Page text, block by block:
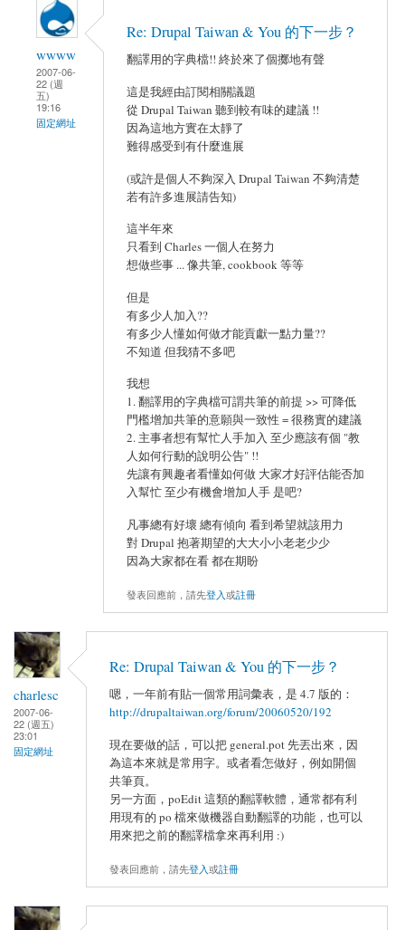
wwww
2007-06-
22 (週
五)
19:16
固定網址
Re: Drupal Taiwan & You 的下一步？
翻譯用的字典檔!! 終於來了個擲地有聲
這是我經由訂閱相關議題
從 Drupal Taiwan 聽到較有味的建議 !!
因為這地方實在太靜了
難得感受到有什麼進展
(或許是個人不夠深入 Drupal Taiwan 不夠清楚
若有許多進展請告知)
這半年來
只看到 Charles 一個人在努力
想做些事 ... 像共筆, cookbook 等等
但是
有多少人加入??
有多少人懂如何做才能貢獻一點力量??
不知道 但我猜不多吧
我想
1. 翻譯用的字典檔可謂共筆的前提 >> 可降低
門檻增加共筆的意願與一致性 = 很務實的建議
2. 主事者想有幫忙人手加入 至少應該有個 "教
人如何行動的說明公告" !!
先讓有興趣者看懂如何做 大家才好評估能否加
入幫忙 至少有機會增加人手 是吧?
凡事總有好壞 總有傾向 看到希望就該用力
對 Drupal 抱著期望的大大小小老老少少
因為大家都在看 都在期盼
發表回應前，請先登入或註冊
charlesc
2007-06-
22 (週五)
23:01
固定網址
Re: Drupal Taiwan & You 的下一步？
嗯，一年前有貼一個常用詞彙表，是 4.7 版的：
http://drupaltaiwan.org/forum/20060520/192
現在要做的話，可以把 general.pot 先丟出來，因
為這本來就是常用字。或者看怎做好，例如開個
共筆頁。
另一方面，poEdit 這類的翻譯軟體，通常都有利
用現有的 po 檔來做機器自動翻譯的功能，也可以
用來把之前的翻譯檔拿來再利用 :)
發表回應前，請先登入或註冊